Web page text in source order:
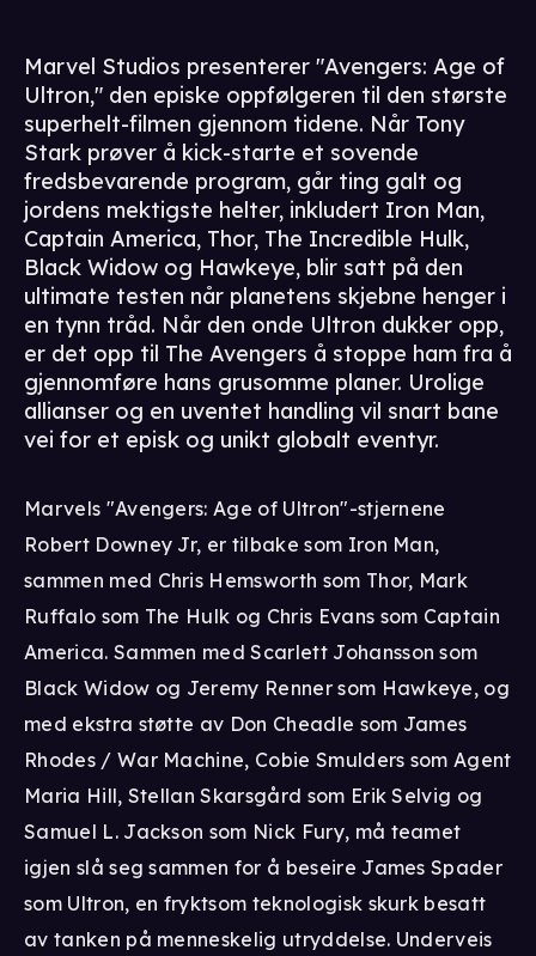
Marvel Studios presenterer "Avengers: Age of
Ultron," den episke oppfølgeren til den største
superhelt-filmen gjennom tidene. Når Tony
Stark prøver å kick-starte et sovende
fredsbevarende program, går ting galt og
jordens mektigste helter, inkludert Iron Man,
Captain America, Thor, The Incredible Hulk,
Black Widow og Hawkeye, blir satt på den
ultimate testen når planetens skjebne henger i
en tynn tråd. Når den onde Ultron dukker opp,
er det opp til The Avengers å stoppe ham fra å
gjennomføre hans grusomme planer. Urolige
allianser og en uventet handling vil snart bane
vei for et episk og unikt globalt eventyr.
Marvels "Avengers: Age of Ultron"-stjernene
Robert Downey Jr, er tilbake som Iron Man,
sammen med Chris Hemsworth som Thor, Mark
Ruffalo som The Hulk og Chris Evans som Captain
America. Sammen med Scarlett Johansson som
Black Widow og Jeremy Renner som Hawkeye, og
med ekstra støtte av Don Cheadle som James
Rhodes / War Machine, Cobie Smulders som Agent
Maria Hill, Stellan Skarsgård som Erik Selvig og
Samuel L. Jackson som Nick Fury, må teamet
igjen slå seg sammen for å beseire James Spader
som Ultron, en fryktsom teknologisk skurk besatt
av tanken på menneskelig utryddelse. Underveis